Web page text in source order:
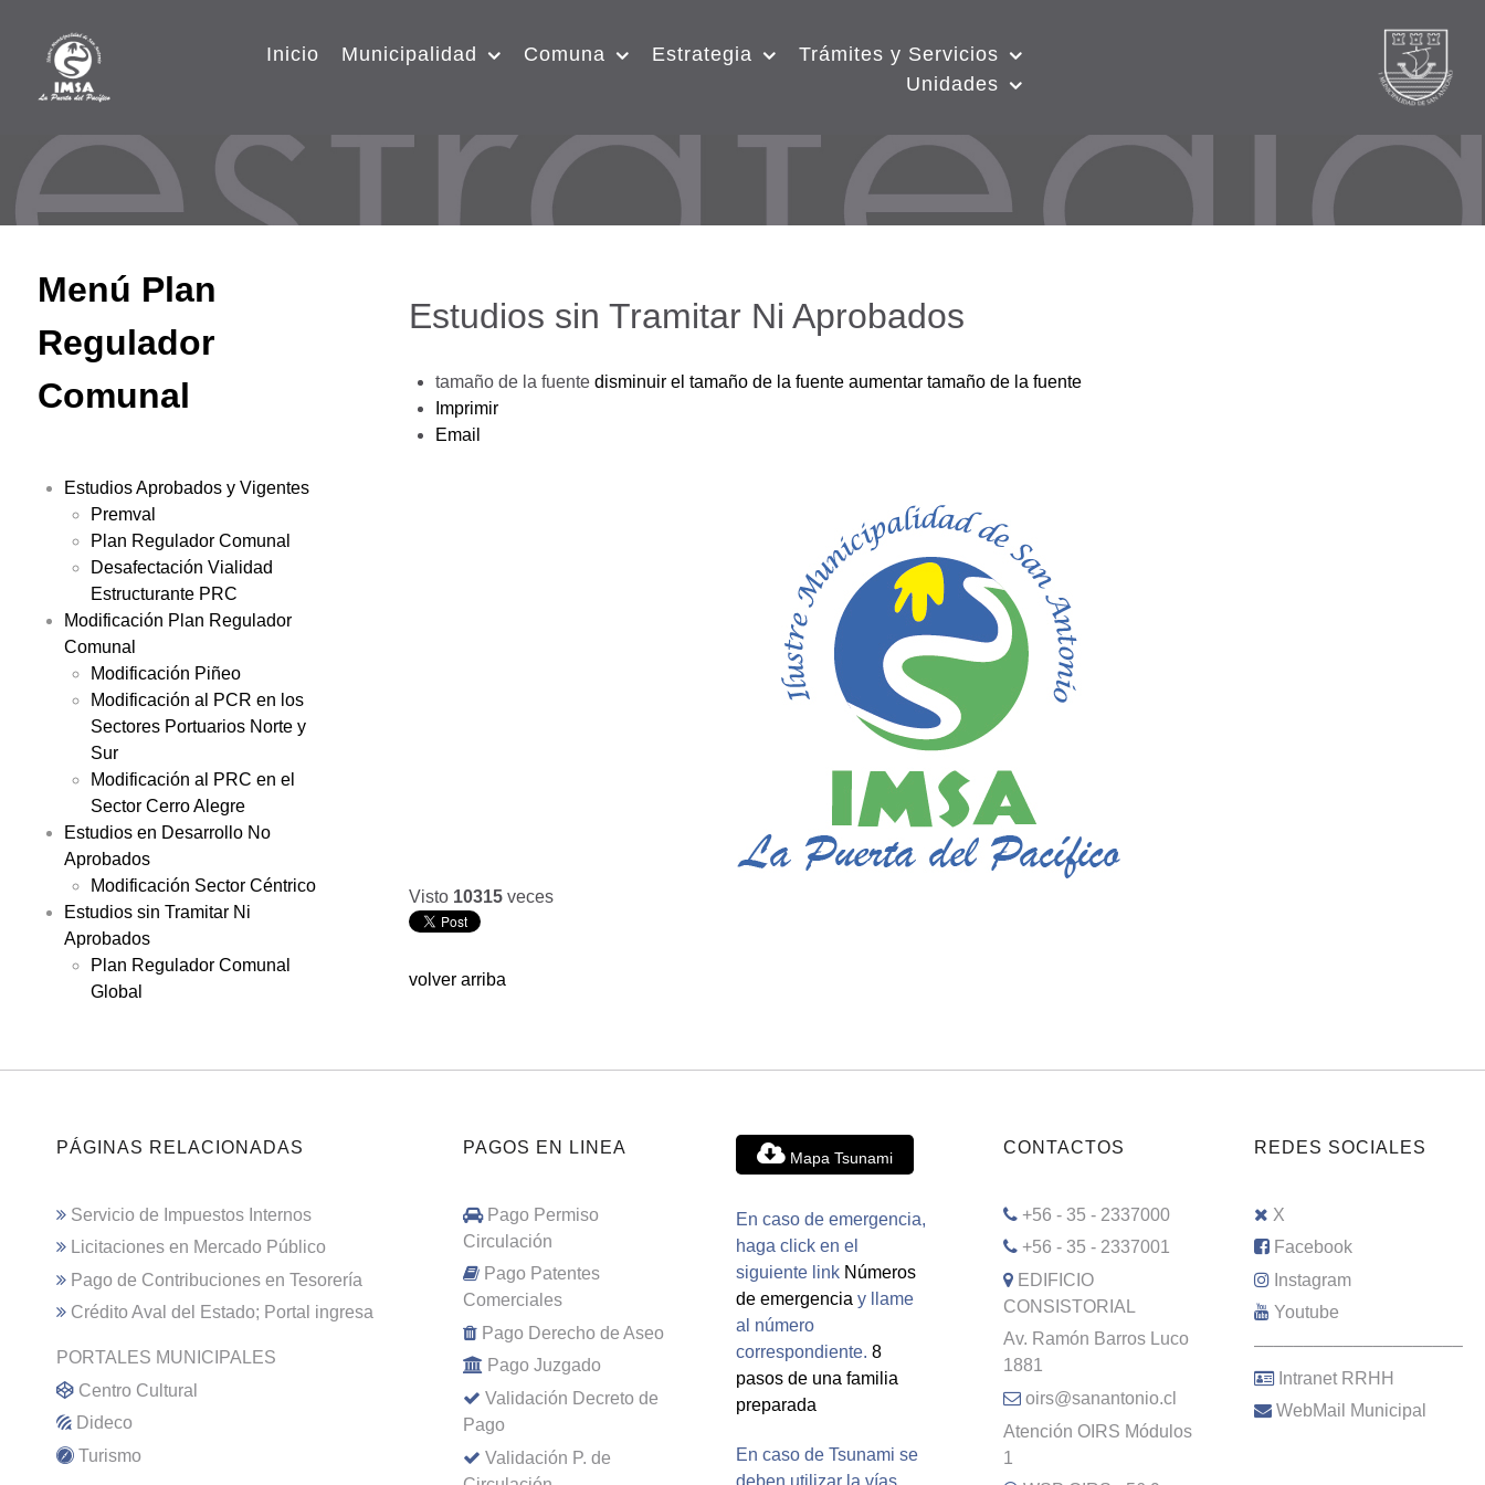
Inicio Municipalidad Comuna Estrategia
Trámites y Servicios
Unidades
Menú Plan
Regulador
Comunal
Estudios Aprobados y Vigentes
Premval
Plan Regulador Comunal
Desafectación Vialidad
Estructurante PRC
Modificación Plan Regulador
Comunal
Modificación Piñeo
Modificación al PCR en los
Sectores Portuarios Norte y
Sur
Modificación al PRC en el
Sector Cerro Alegre
Estudios en Desarrollo No
Aprobados
Modificación Sector Céntrico
Estudios sin Tramitar Ni
Aprobados
Plan Regulador Comunal
Global
Estudios sin Tramitar Ni Aprobados
tamaño de la fuente disminuir el tamaño de la fuente aumentar tamaño de la fuente
Imprimir
Email
Visto 10315 veces
volver arriba
PÁGINAS RELACIONADAS
Servicio de Impuestos Internos
Licitaciones en Mercado Público
Pago de Contribuciones en Tesorería
Crédito Aval del Estado; Portal ingresa
PORTALES MUNICIPALES
Centro Cultural
Dideco
Turismo
PAGOS EN LINEA
Pago Permiso
Circulación
Pago Patentes
Comerciales
Pago Derecho de Aseo
Pago Juzgado
Validación Decreto de
Pago
Validación P. de
Mapa Tsunami
En caso de emergencia,
haga click en el
siguiente link Números
de emergencia y llame
al número
correspondiente. 8
pasos de una familia
preparada
En caso de Tsunami se
deben utilizar la vías
CONTACTOS
+56 - 35 - 2337000
+56 - 35 - 2337001
EDIFICIO
CONSISTORIAL
Av. Ramón Barros Luco
1881
oirs@sanantonio.cl
Atención OIRS Módulos
1
REDES SOCIALES
X
Facebook
Instagram
Youtube
–––––––––––––––––––––
Intranet RRHH
WebMail Municipal